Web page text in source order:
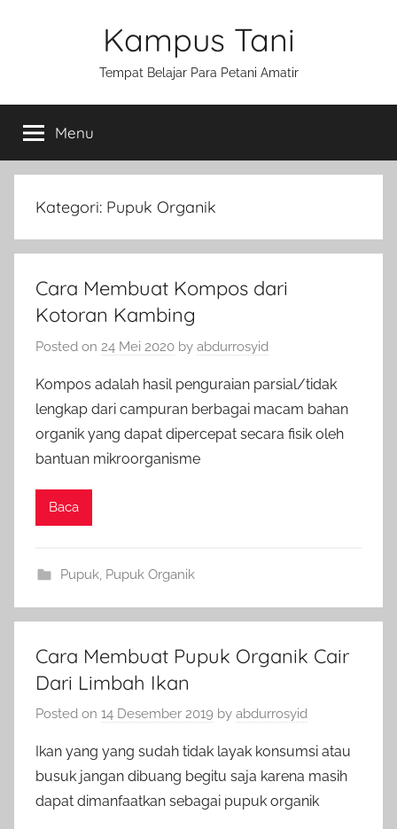
Kampus Tani
Tempat Belajar Para Petani Amatir
Menu
Kategori: Pupuk Organik
Cara Membuat Kompos dari
Kotoran Kambing
Posted on 24 Mei 2020 by abdurrosyid
Kompos adalah hasil penguraian parsial/tidak
lengkap dari campuran berbagai macam bahan
organik yang dapat dipercepat secara fisik oleh
bantuan mikroorganisme
Baca
Pupuk, Pupuk Organik
Cara Membuat Pupuk Organik Cair
Dari Limbah Ikan
Posted on 14 Desember 2019 by abdurrosyid
Ikan yang yang sudah tidak layak konsumsi atau
busuk jangan dibuang begitu saja karena masih
dapat dimanfaatkan sebagai pupuk organik